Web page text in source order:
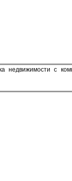
недвижимости с